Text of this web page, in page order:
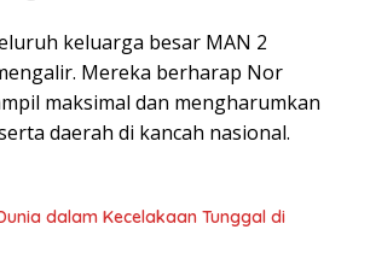
keluarga besar MAN 2
Mereka berharap Nor
maksimal dan mengharumkan
daerah di kancah nasional.
dalam Kecelakaan Tunggal di